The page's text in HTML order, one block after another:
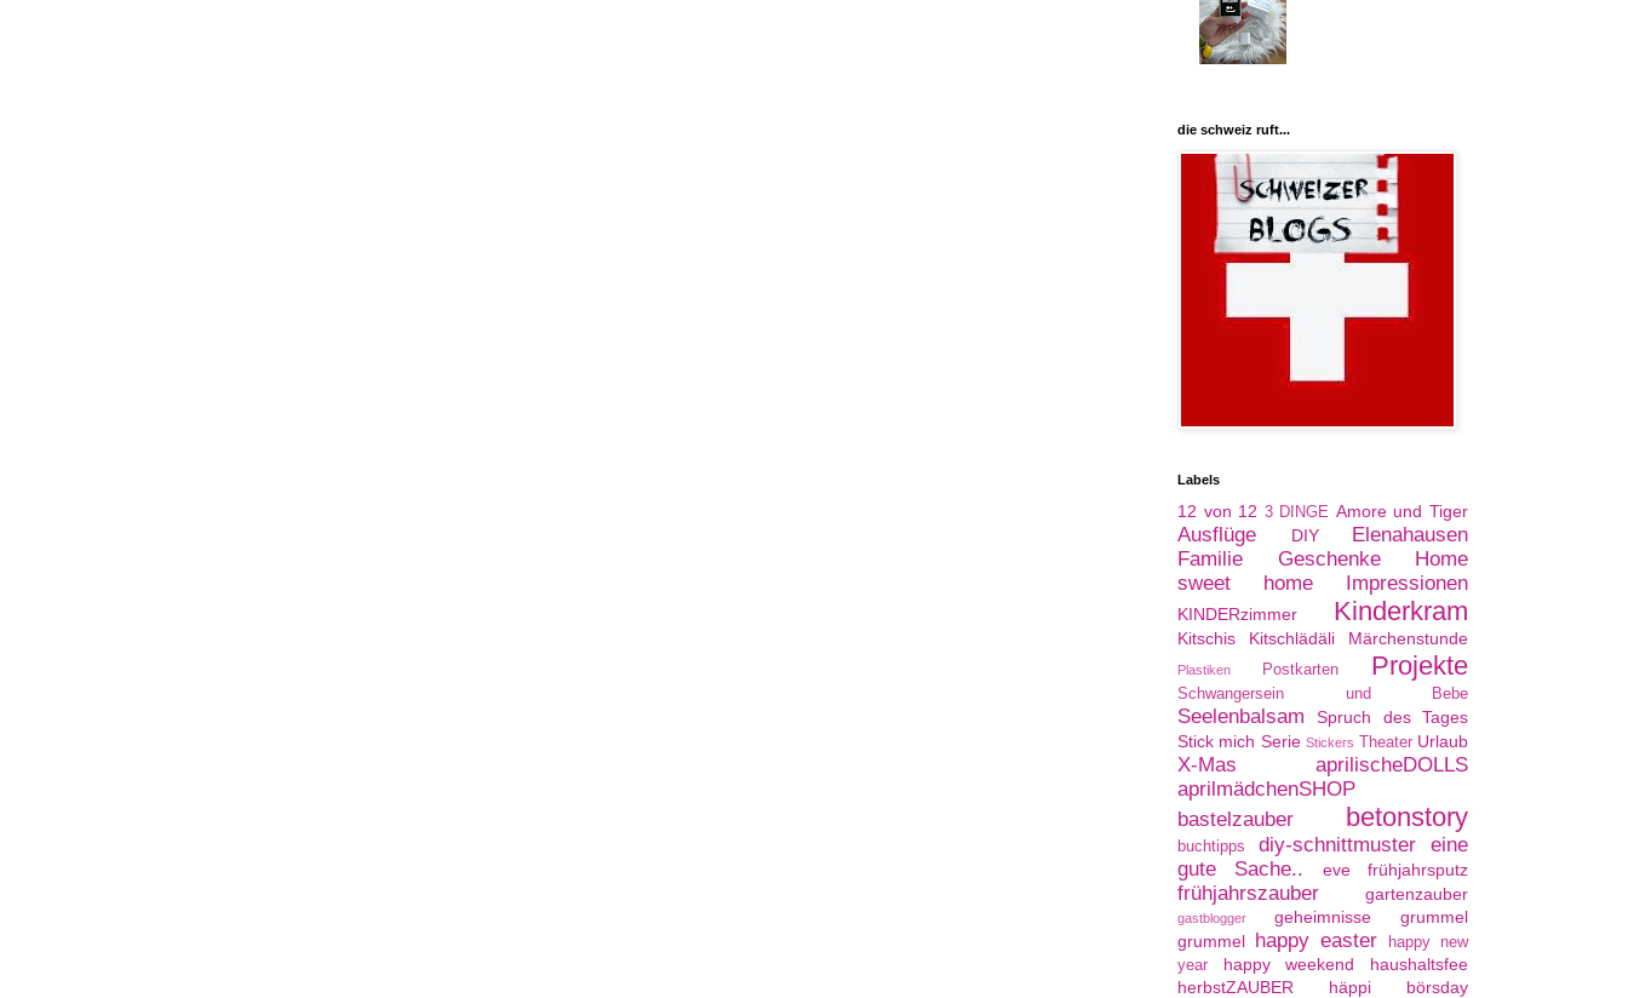
die schweiz ruft...
Labels
12 von 12 3 DINGE Amore und Tiger
Ausflüge DIY
Elenahausen
Familie
Geschenke
Home
sweet home
Impressionen
KINDERzimmer Kinderkram
Kitschis Kitschlädäli Märchenstunde
Plastiken Postkarten Projekte
Schwangersein und Bebe
Seelenbalsam
Spruch des Tages
Stick mich Serie Stickers Theater Urlaub
X-Mas
aprilischeDOLLS
aprilmädchenSHOP
bastelzauber
betonstory
buchtipps diy-schnittmuster
eine
gute Sache..
eve frühjahrsputz
frühjahrszauber gartenzauber
gastblogger geheimnisse
grummel
grummel happy easter
happy new
year
happy weekend
haushaltsfee
herbstZAUBER
häppi börsday